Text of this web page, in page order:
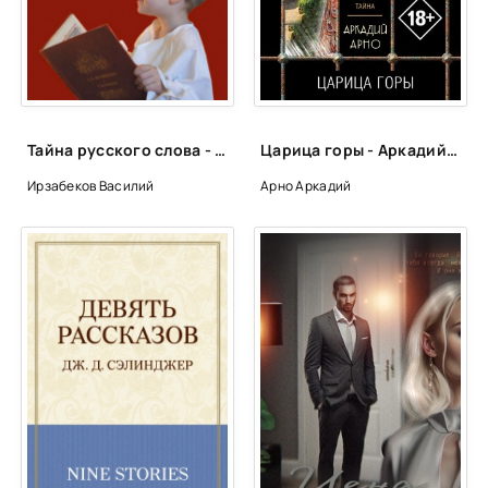
Тайна русского слова - Василий Ирзабеков
Ирзабеков Василий
Царица горы - Аркадий Арно
Арно Аркадий